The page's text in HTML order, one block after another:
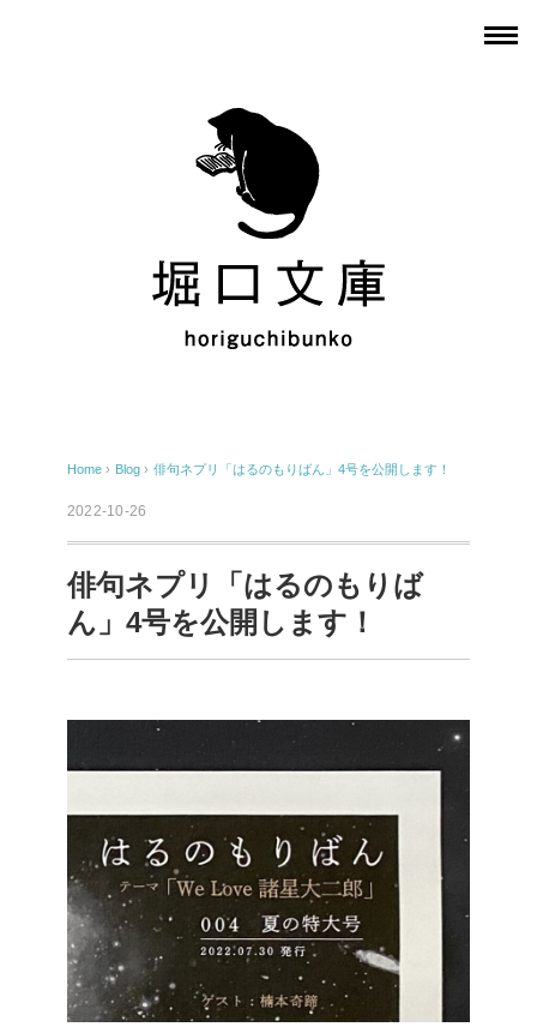
Home › Blog › 俳句ネプリ「はるのもりばん」4号を公開します！
2022-10-26
俳句ネプリ「はるのもりば
ん」4号を公開します！